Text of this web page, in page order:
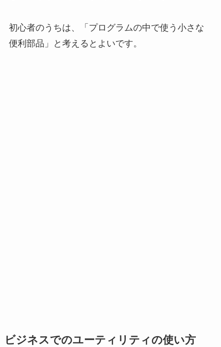
初心者のうちは、「プログラムの中で使う小さな
便利部品」と考えるとよいです。
ビジネスでのユーティリティの使い方